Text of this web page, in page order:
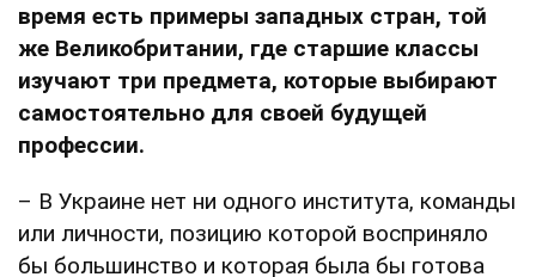
время есть примеры западных стран, той
же Великобритании, где старшие классы
изучают три предмета, которые выбирают
самостоятельно для своей будущей
профессии.
– В Украине нет ни одного института, команды
или личности, позицию которой восприняло
бы большинство и которая была бы готова